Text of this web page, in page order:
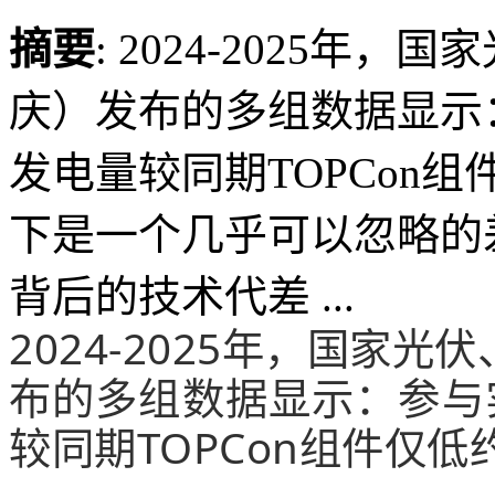
摘要: 2024-2025年，国
庆）发布的多组数据显
发电量较同期TOPCon组
下是一个几乎可以忽略
背后的技术代差 ...
2024-2025年，国家光伏
布的多组数据显示：参
较同期TOPCon组件仅低